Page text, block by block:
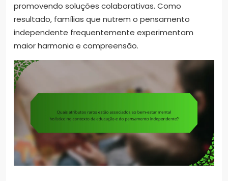
promovendo soluções colaborativas. Como
resultado, famílias que nutrem o pensamento
independente frequentemente experimentam
maior harmonia e compreensão.